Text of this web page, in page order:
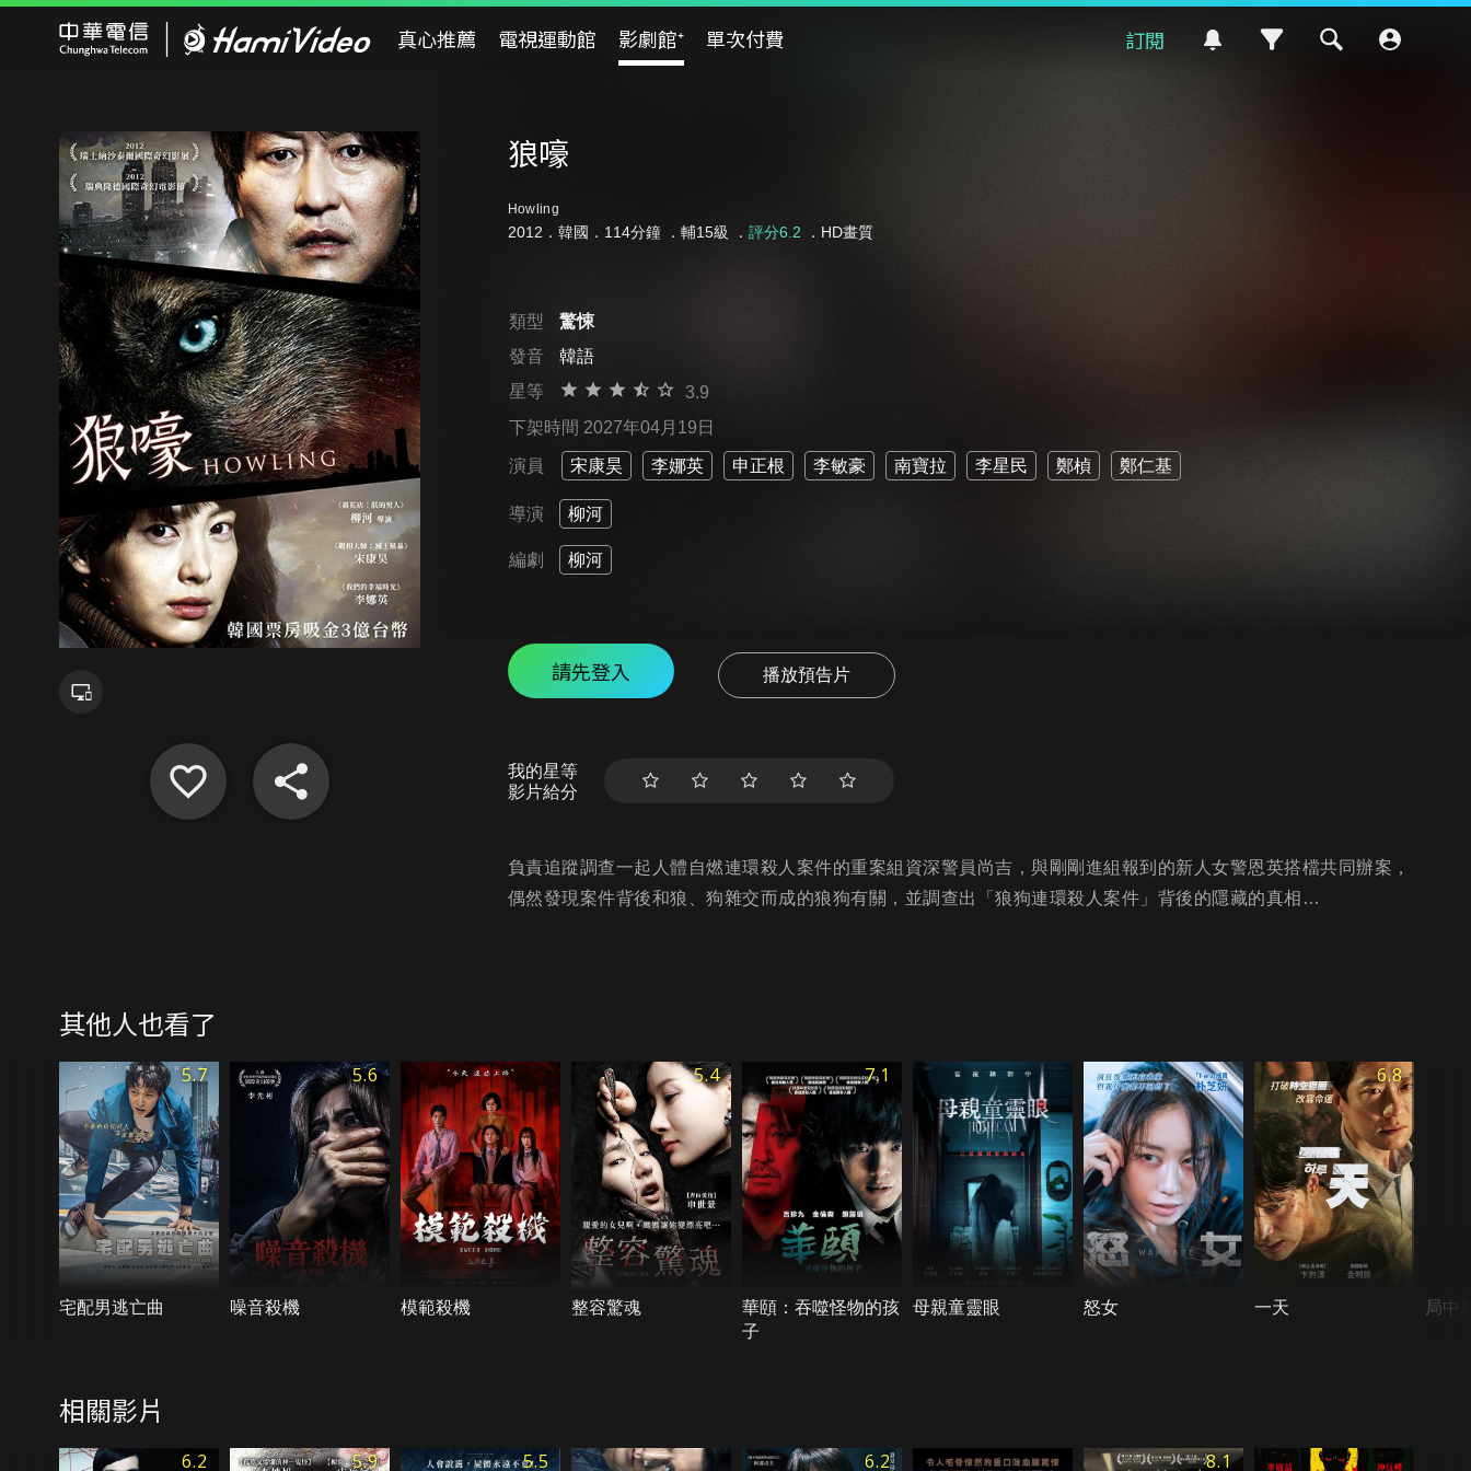
真心推薦 電視運動館 影劇館⁺ 單次付費 訂閱
狼嚎
Howling
2012．韓國．114分鐘 ． 輔15級 ． 評分6.2 ．HD畫質
類型
驚悚
發音
韓語
星等
3.9
下架時間 2027年04月19日
演員 宋康昊 李娜英 申正根 李敏豪 南寶拉 李星民 鄭楨 鄭仁基
導演 柳河
編劇 柳河
請先登入 播放預告片
我的星等
影片給分
負責追蹤調查一起人體自燃連環殺人案件的重案組資深警員尚吉，與剛剛進組報到的新人女警恩英搭檔共同辦案，
偶然發現案件背後和狼、狗雜交而成的狼狗有關，並調查出「狼狗連環殺人案件」背後的隱藏的真相…
其他人也看了
5.7
宅配男逃亡曲
5.6
噪音殺機 模範殺機
5.4
整容驚魂
7.1
華頤：吞噬怪物的孩
子
母親童靈眼 怒女
6.8
一天 局中
相關影片
6.2 5.9 5.5 6.2 8.1